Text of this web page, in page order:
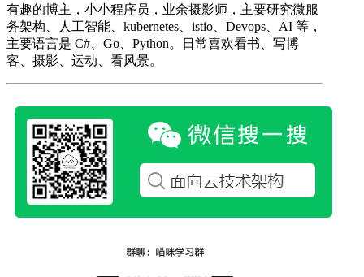
有趣的博主，小小程序员，业余摄影师，主要研究微服
务架构、人工智能、kubernetes、istio、Devops、AI 等，
主要语言是 C#、Go、Python。日常喜欢看书、写博
客、摄影、运动、看风景。